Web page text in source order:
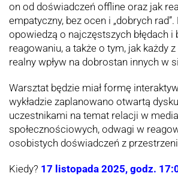
on od doświadczeń offline oraz jak
empatyczny, bez ocen i „dobrych
opowiedzą o najczęstszych błędach i
reagowaniu, a także o tym, jak każdy
realny wpływ na dobrostan innych w
Warsztat będzie miał formę
wykładzie zaplanowano otwartą
uczestnikami na temat relacji w
społecznościowych, odwagi w
osobistych doświadczeń z
Kiedy? 17 listopada 2025, godz.